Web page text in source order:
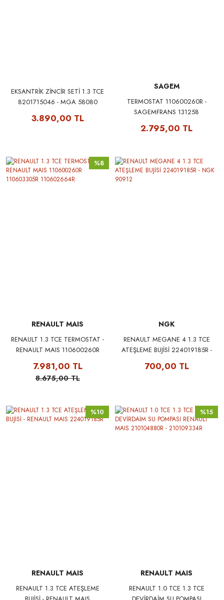
EKSANTRİK ZİNCİR SETİ 1.3 TCE
8201715046 - MGA 58080
3.890,00 TL
SAGEM
TERMOSTAT 110600260R -
SAGEMFRANS 131258
2.795,00 TL
%8
RENAULT MAIS
RENAULT 1.3 TCE TERMOSTAT -
RENAULT MAIS 110600260R
7.981,00 TL
8.675,00 TL
NGK
RENAULT MEGANE 4 1.3 TCE
ATEŞLEME BUJİSİ 224019185R -
700,00 TL
%10
RENAULT MAIS
RENAULT 1.3 TCE ATEŞLEME
%15
RENAULT MAIS
RENAULT 1.0 TCE 1.3 TCE